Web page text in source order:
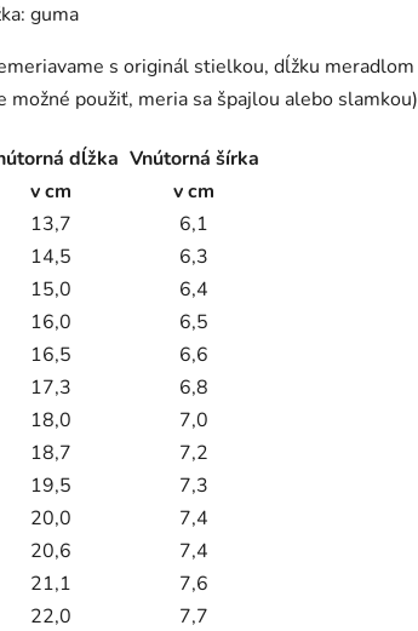
guma
s originál stielkou, dĺžku
možné použiť, meria sa špajlou alebo
dĺžka
v cm
Vnútorná šírka
v cm
13,7
6,1
14,5
6,3
15,0
6,4
16,0
6,5
16,5
6,6
17,3
6,8
18,0
7,0
18,7
7,2
19,5
7,3
20,0
7,4
20,6
7,4
21,1
7,6
22,0 7,7